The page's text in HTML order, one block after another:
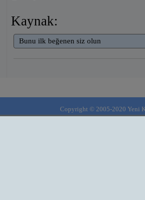
Kaynak:
Bunu ilk beğenen siz olun
Copyright © 2005-2020 Yeni